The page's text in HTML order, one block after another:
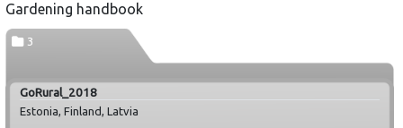
Gardening handbook
3
GoRural_2018
Estonia, Finland, Latvia